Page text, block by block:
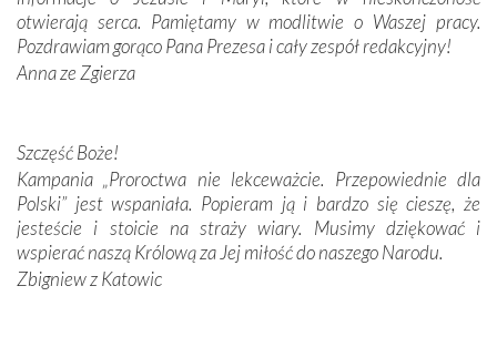
Krzyżową w ich rodzinnych stronach, odwiedziliśmy
domy, w których żyli.
Darczyńców w ramach akcji „Twoje światło w Fatimie”.
Podczas tej kilkudniowej wyprawy na każdym kroku
spotykaliśmy się z serdeczną otwartością
Portugalczyków. Podziwialiśmy ich ludową sztukę i
zwyczaje. Mimo że nasze kraje są od siebie bardzo
oddalone, w żaden sposób nie czuliśmy się obco.
otwierają serca. Pamiętamy w modlitwie o Waszej pracy.
Pozdrawiam gorąco Pana Prezesa i cały zespół redakcyjny!
Anna ze Zgierza
Szczęść Boże!
Kampania „Proroctwa nie lekceważcie. Przepowiednie dla
Polski” jest wspaniała. Popieram ją i bardzo się cieszę, że
jesteście i stoicie na straży wiary. Musimy dziękować i
wspierać naszą Królową za Jej miłość do naszego Narodu.
Zbigniew z Katowic